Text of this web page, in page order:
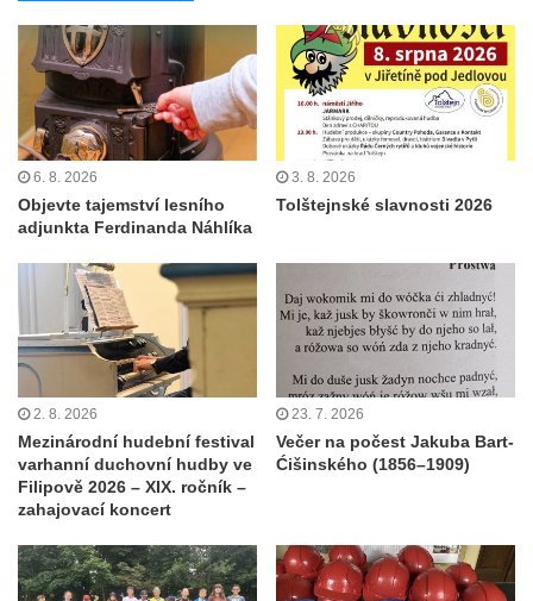
6. 8. 2026
Objevte tajemství lesního
adjunkta Ferdinanda Náhlíka
3. 8. 2026
Tolštejnské slavnosti 2026
2. 8. 2026
Mezinárodní hudební festival
varhanní duchovní hudby ve
Filipově 2026 – XIX. ročník –
zahajovací koncert
23. 7. 2026
Večer na počest Jakuba Bart-
Ćišinského (1856–1909)